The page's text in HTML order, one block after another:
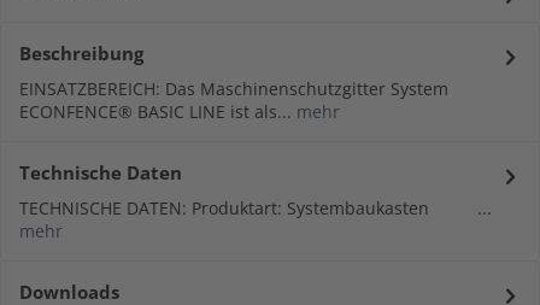
Beschreibung
EINSATZBEREICH: Das Maschinenschutzgitter System
ECONFENCE® BASIC LINE ist als... mehr
Technische Daten
TECHNISCHE DATEN: Produktart: Systembaukasten ...
mehr
Downloads